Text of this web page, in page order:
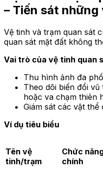
– Tiến sát
Vệ tinh và trạm quan sát
quan sát mặt đất không
Vai trò của vệ tinh quan
Thu hình ảnh đa
Theo dõi biến đổi
hoặc va chạm thiên
Giám sát các vật
Ví dụ tiêu biểu
Tên vệ
tinh/trạm
Chức
chính